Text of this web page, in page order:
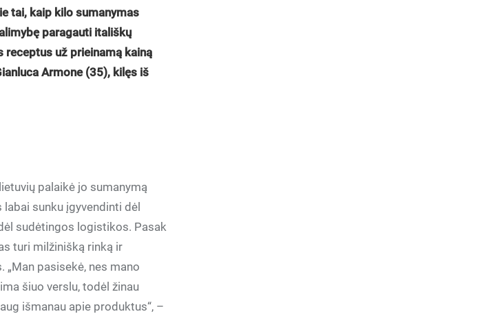
tai, kaip kilo sumanymas
paragauti itališkų
už prieinamą kainą
Armone (35), kilęs iš
palaikė jo sumanymą
labai sunku įgyvendinti dėl
sudėtingos logistikos. Pasak
turi milžinišką rinką ir
pasisekė, nes mano
šiuo verslu, todėl žinau
išmanau apie produktus“, –